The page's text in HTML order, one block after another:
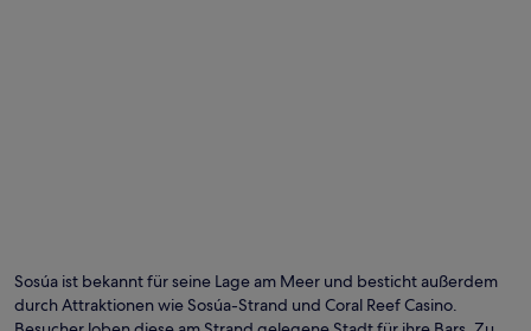
Sosúa ist bekannt für seine Lage am Meer und besticht außerdem
durch Attraktionen wie Sosúa-Strand und Coral Reef Casino.